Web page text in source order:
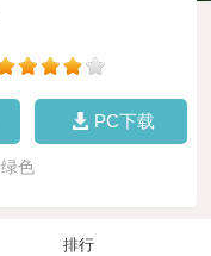
PC下载
色
排行